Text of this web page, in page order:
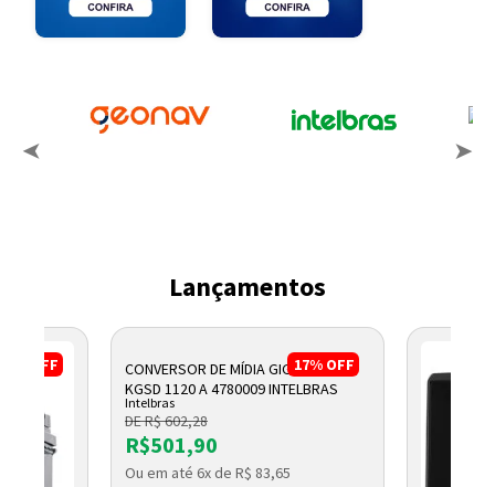
Lançamentos
OFF 17% OFF
CONVERSOR DE MÍDIA GIGABIT WDM
KGSD 1120 A 4780009 INTELBRAS
Intelbras
DE R$ 602,28
R$501,90
Ou em até 6x de R$ 83,65